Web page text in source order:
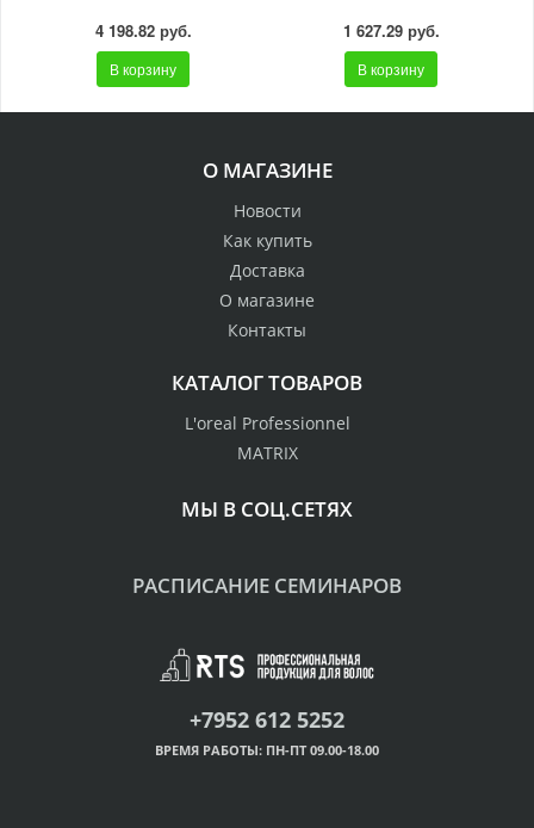
поврежденных во
4 198.82 руб.
В корзину
1 627.29 руб.
В корзину
О МАГАЗИНЕ
Новости
Как купить
Доставка
О магазине
Контакты
КАТАЛОГ ТОВАРОВ
L'oreal Professionnel
MATRIX
МЫ В СОЦ.СЕТЯХ
РАСПИСАНИЕ СЕМИНАРОВ
+7952 612 5252
ВРЕМЯ РАБОТЫ: ПН-ПТ 09.00-18.00